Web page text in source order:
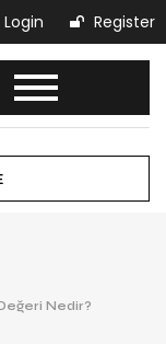
Login Register
Nedir?